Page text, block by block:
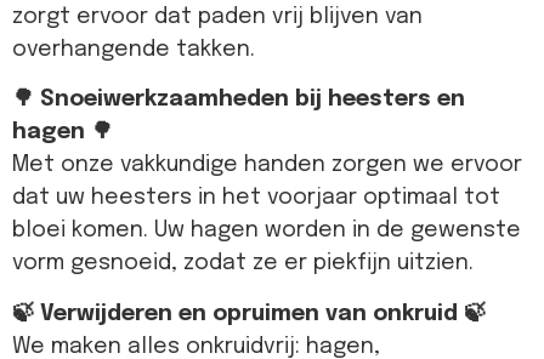
zorgt ervoor dat paden vrij blijven van
overhangende takken.
🌳 Snoeiwerkzaamheden bij heesters en
hagen 🌳
Met onze vakkundige handen zorgen we ervoor
dat uw heesters in het voorjaar optimaal tot
bloei komen. Uw hagen worden in de gewenste
vorm gesnoeid, zodat ze er piekfijn uitzien.
🍃 Verwijderen en opruimen van onkruid 🍃
We maken alles onkruidvrij: hagen,